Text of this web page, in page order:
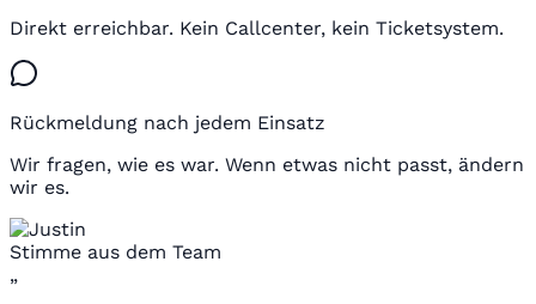
Direkt erreichbar. Kein Callcenter, kein Ticketsystem.
Rückmeldung nach jedem Einsatz
Wir fragen, wie es war. Wenn etwas nicht passt, ändern
wir es.
Stimme aus dem Team
„